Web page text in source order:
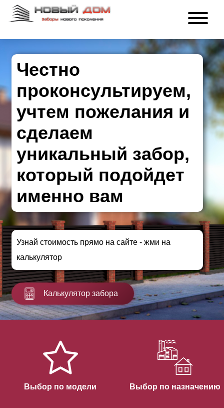
Честно
проконсультируем,
учтем пожелания и
сделаем
уникальный забор,
который подойдет
именно вам
Узнай стоимость прямо на сайте - жми на
калькулятор
Калькулятор забора
Выбор по модели Выбор по назначению